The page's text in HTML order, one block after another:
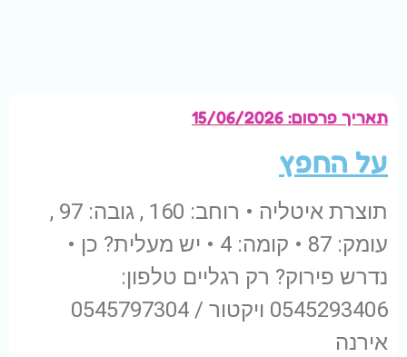
תאריך פרסום:
על החפץ
תוצרת איטליה • רוחב: 160 , גובה: 97 ,
עומק: 87 • קומה: 4 • יש מעלית? כן •
נדרש פירוק? רק רגליים טלפון:
0545293406 ויקטור / 0545797304
אירנה